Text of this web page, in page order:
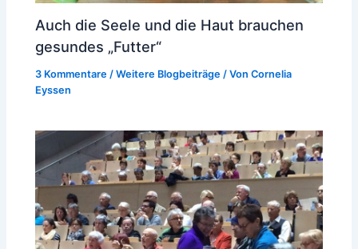
Auch die Seele und die Haut brauchen
gesundes „Futter“
3 Kommentare /Weitere Blogbeiträge / VonCornelia
Eyssen